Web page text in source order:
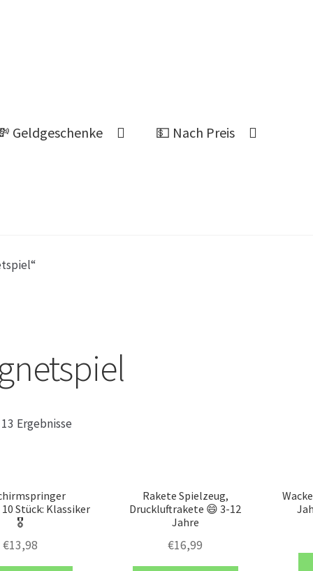
Geldgeschenke 💵 Nach Preis
welches Geschenk?
Ergebnisse
Stück: Klassiker
🎖
€13,98
Rakete Spielzeug,
Druckluftrakete 😄 3-12
Jahre
€16,99